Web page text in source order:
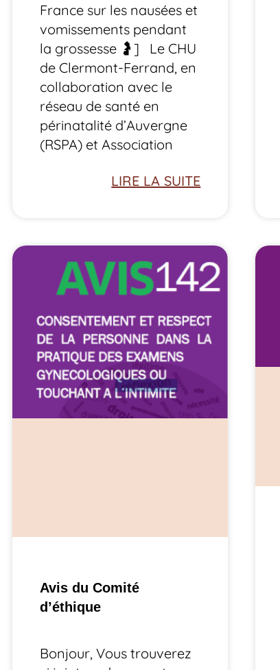
France sur les nausées et
vomissements pendant
la grossesse 🤰] Le CHU
de Clermont-Ferrand, en
collaboration avec le
réseau de santé en
périnatalité d’Auvergne
(RSPA) et Association
LIRE LA SUITE
Avis du Comité
d’éthique
Bonjour, Vous trouverez